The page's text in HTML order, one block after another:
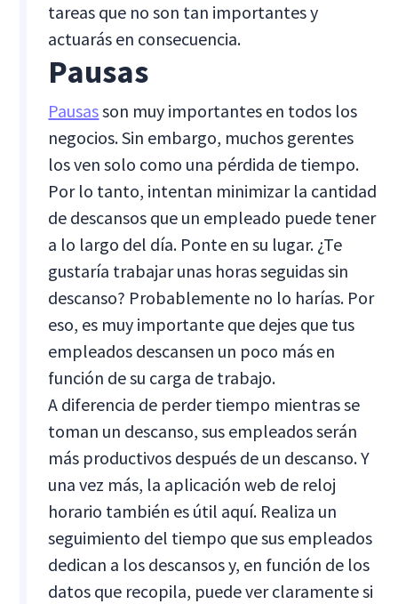
tareas que no son tan importantes y
actuarás en consecuencia.
Pausas
Pausasson muy importantes en todos los
negocios. Sin embargo, muchos gerentes
los ven solo como una pérdida de tiempo.
Por lo tanto, intentan minimizar la cantidad
de descansos que un empleado puede tener
a lo largo del día. Ponte en su lugar. ¿Te
gustaría trabajar unas horas seguidas sin
descanso? Probablemente no lo harías. Por
eso, es muy importante que dejes que tus
empleados descansen un poco más en
función de su carga de trabajo.
A diferencia de perder tiempo mientras se
toman un descanso, sus empleados serán
más productivos después de un descanso. Y
una vez más, la aplicación web de reloj
horario también es útil aquí. Realiza un
seguimiento del tiempo que sus empleados
dedican a los descansos y, en función de los
datos que recopila, puede ver claramente si